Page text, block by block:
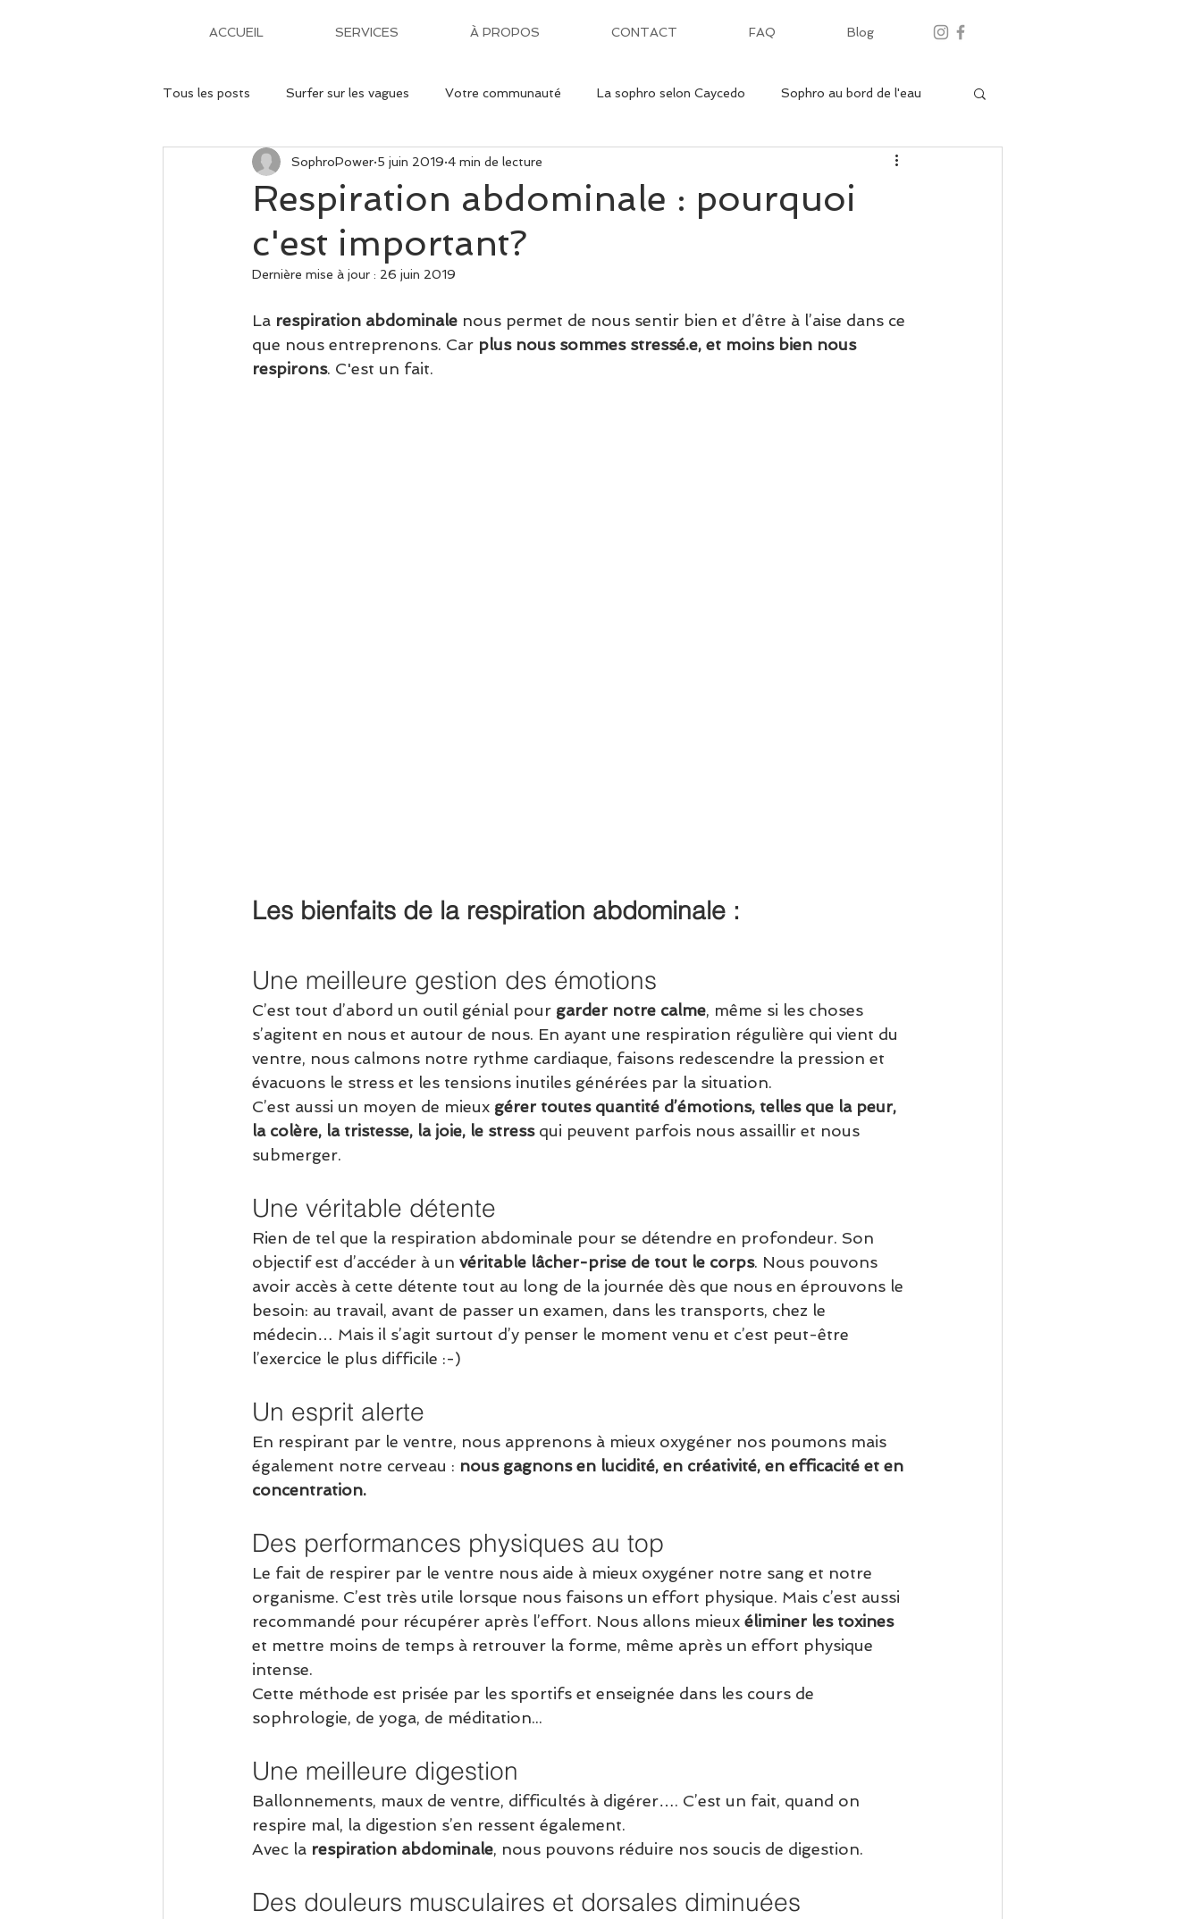
ACCUEIL SERVICES À PROPOS CONTACT FAQ Blog
Tous les posts Surfer sur les vagues Votre communauté La sophro selon Caycedo Sophro au bord de l'eau
Formation continue trucs et astuces Trucs et astuces
Respiration abdominale : pourquoi
c'est important?
SophroPower 5 juin 2019 4 min de lecture
Dernière mise à jour : 26 juin 2019
La respiration abdominale nous permet de nous sentir bien et d’être à l’aise dans ce
que nous entreprenons. Car plus nous sommes stressé.e, et moins bien nous
respirons. C'est un fait.
Les bienfaits de la respiration abdominale :
Une meilleure gestion des émotions
C’est tout d’abord un outil génial pour garder notre calme, même si les choses
s’agitent en nous et autour de nous. En ayant une respiration régulière qui vient du
ventre, nous calmons notre rythme cardiaque, faisons redescendre la pression et
évacuons le stress et les tensions inutiles générées par la situation.
C’est aussi un moyen de mieux gérer toutes quantité d’émotions, telles que la peur,
la colère, la tristesse, la joie, le stress qui peuvent parfois nous assaillir et nous
submerger.
Une véritable détente
Rien de tel que la respiration abdominale pour se détendre en profondeur. Son
objectif est d’accéder à un véritable lâcher-prise de tout le corps. Nous pouvons
avoir accès à cette détente tout au long de la journée dès que nous en éprouvons le
besoin: au travail, avant de passer un examen, dans les transports, chez le
médecin… Mais il s’agit surtout d’y penser le moment venu et c’est peut-être
l’exercice le plus difficile :-)
Un esprit alerte
En respirant par le ventre, nous apprenons à mieux oxygéner nos poumons mais
également notre cerveau : nous gagnons en lucidité, en créativité, en efficacité et en
concentration.
Des performances physiques au top
Le fait de respirer par le ventre nous aide à mieux oxygéner notre sang et notre
organisme. C’est très utile lorsque nous faisons un effort physique. Mais c’est aussi
recommandé pour récupérer après l’effort. Nous allons mieux éliminer les toxines
et mettre moins de temps à retrouver la forme, même après un effort physique
intense.
Cette méthode est prisée par les sportifs et enseignée dans les cours de
sophrologie, de yoga, de méditation...
Une meilleure digestion
Ballonnements, maux de ventre, difficultés à digérer…. C’est un fait, quand on
respire mal, la digestion s’en ressent également.
Avec la respiration abdominale, nous pouvons réduire nos soucis de digestion.
Des douleurs musculaires et dorsales diminuées